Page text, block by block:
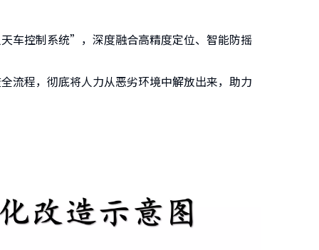
车控制系统”，深度融合高精度定位、智能防摇
流程，彻底将人力从恶劣环境中解放出来，助力